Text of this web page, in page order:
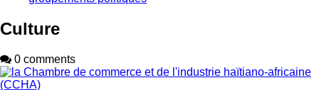
Culture
0 comments